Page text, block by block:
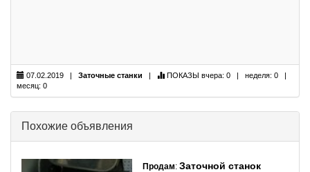
07.02.2019 | Заточные станки | ПОКАЗЫ вчера: 0 | неделя: 0 |
месяц: 0
Похожие объявления
Продам: Заточной станок